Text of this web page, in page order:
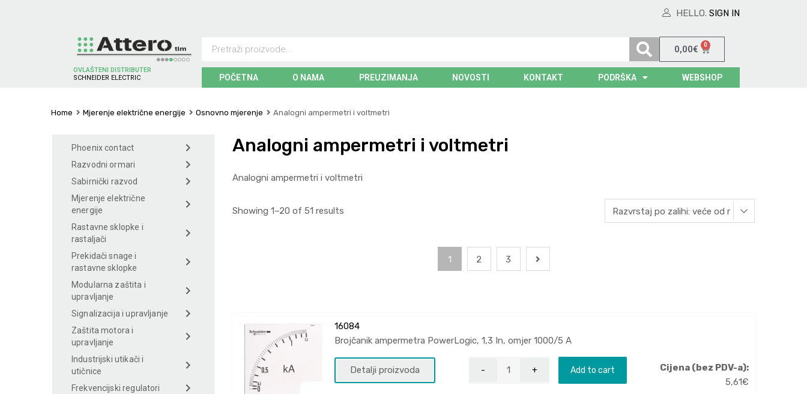
HELLO. SIGN IN
OVLAŠTENI DISTRIBUTER
SCH N EI D ER ELECTR C
0,00€ 0
POČETNA O NAMA PREUZIMANJA NOVOSTI KONTAKT PODRŠKA WEBSHOP
Home Mjerenje električne energije Osnovno mjerenje Analogni ampermetri i voltmetri
Analogni ampermetri i voltmetri
Analogni ampermetri i voltmetri
Showing 1–20 of 51 results
1 2 3
16084
Brojčanik ampermetra PowerLogic, 1,3 In, omjer 1000/5 A
Detalji proizvoda Add to cart
Cijena (bez PDV-a):
5,61€
Phoenix contact
Razvodni ormari
Sabirnički razvod
Mjerenje električne
energije
Rastavne sklopke i
rastaljači
Prekidači snage i
rastavne sklopke
Modularna zaštita i
upravljanje
Signalizacija i upravljanje
Zaštita motora i
upravljanje
Industrijski utikači i
utičnice
Frekvencijski regulatori